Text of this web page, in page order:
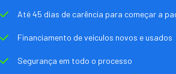
Até 45 dias de carência para começar a
Financiamento de veículos novos e usados
Segurança em todo o processo